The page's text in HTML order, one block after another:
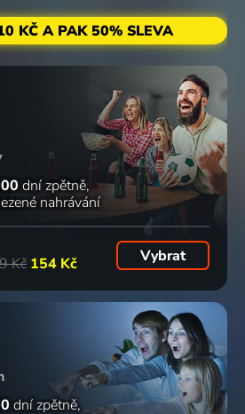
KČ A PAK 50% SLEVA
dní zpětně
nahrávání
Kč 154 Kč Vybrat
dní zpětně